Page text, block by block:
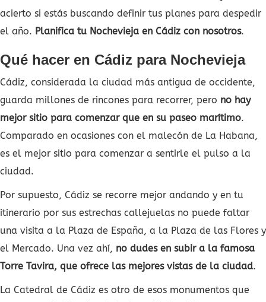
acierto si estás buscando definir tus planes para despedir
el año. Planifica tu Nochevieja en Cádiz con nosotros.
Qué hacer en Cádiz para Nochevieja
Cádiz, considerada la ciudad más antigua de occidente,
guarda millones de rincones para recorrer, pero no hay
mejor sitio para comenzar que en su paseo marítimo.
Comparado en ocasiones con el malecón de La Habana,
es el mejor sitio para comenzar a sentirle el pulso a la
ciudad.
Por supuesto, Cádiz se recorre mejor andando y en tu
itinerario por sus estrechas callejuelas no puede faltar
una visita a la Plaza de España, a la Plaza de las Flores y
el Mercado. Una vez ahí, no dudes en subir a la famosa
Torre Tavira, que ofrece las mejores vistas de la ciudad.
La Catedral de Cádiz es otro de esos monumentos que